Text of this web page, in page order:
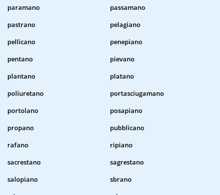
paramano
passamano
pastrano
pelagiano
pellicano
penepiano
pentano
pievano
plantano
platano
poliuretano
portasciugamano
portolano
posapiano
propano
pubblicano
rafano
ripiano
sacrestano
sagrestano
salopiano
sbrano